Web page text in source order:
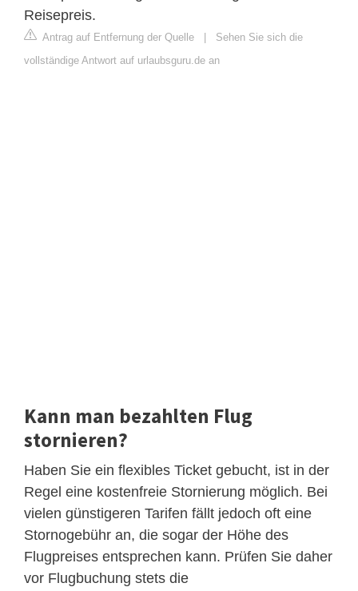
Reisepreis.
Antrag auf Entfernung der Quelle
Sehen Sie sich die
vollständige Antwort auf urlaubsguru.de an
Kann man bezahlten Flug
stornieren?
Haben Sie ein flexibles Ticket gebucht, ist in der
Regel eine kostenfreie Stornierung möglich. Bei
vielen günstigeren Tarifen fällt jedoch oft eine
Stornogebühr an, die sogar der Höhe des
Flugpreises entsprechen kann. Prüfen Sie daher
vor Flugbuchung stets die